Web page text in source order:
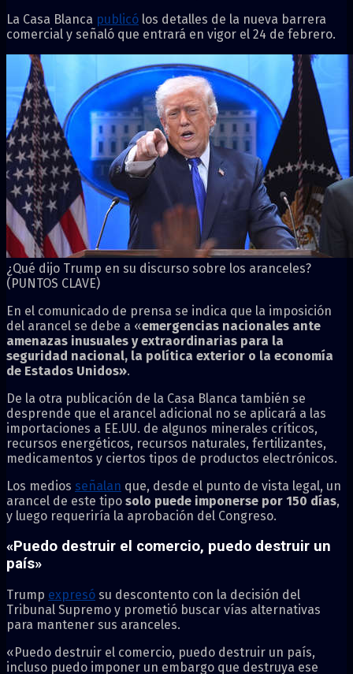
La Casa Blanca publicó los detalles de la nueva barrera
comercial y señaló que entrará en vigor el 24 de febrero.
¿Qué dijo Trump en su discurso sobre los aranceles?
(PUNTOS CLAVE)
En el comunicado de prensa se indica que la imposición
del arancel se debe a «emergencias nacionales ante
amenazas inusuales y extraordinarias para la
seguridad nacional, la política exterior o la economía
de Estados Unidos».
De la otra publicación de la Casa Blanca también se
desprende que el arancel adicional no se aplicará a las
importaciones a EE.UU. de algunos minerales críticos,
recursos energéticos, recursos naturales, fertilizantes,
medicamentos y ciertos tipos de productos electrónicos.
Los medios señalan que, desde el punto de vista legal, un
arancel de este tipo solo puede imponerse por 150 días,
y luego requeriría la aprobación del Congreso.
«Puedo destruir el comercio, puedo destruir un
país»
Trump expresó su descontento con la decisión del
Tribunal Supremo y prometió buscar vías alternativas
para mantener sus aranceles.
«Puedo destruir el comercio, puedo destruir un país,
incluso puedo imponer un embargo que destruya ese